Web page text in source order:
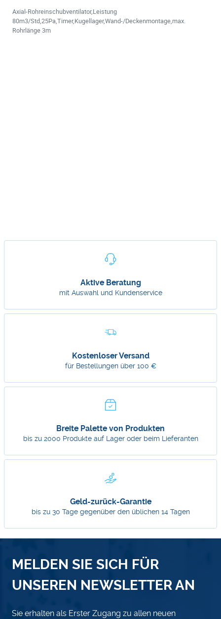
Axial-Rohreinschubventilator,Leistung
80m3/Std,25Pa,Timer,Kugellager,Wand-/Deckenmontage,max.
Rohrlänge 3m
Aktive Beratung
mit Auswahl und Kundenservice
Kostenloser Versand
für Bestellungen über 100 €
Breite Palette von Produkten
bis zu 2000 Produkte auf Lager oder beim Lieferanten
Geld-zurück-Garantie
bis zu 30 Tage gegenüber den üblichen 14 Tagen
MELDEN SIE SICH FÜR
UNSEREN NEWSLETTER AN
Sie erhalten als Erster Zugang zu allen neuen